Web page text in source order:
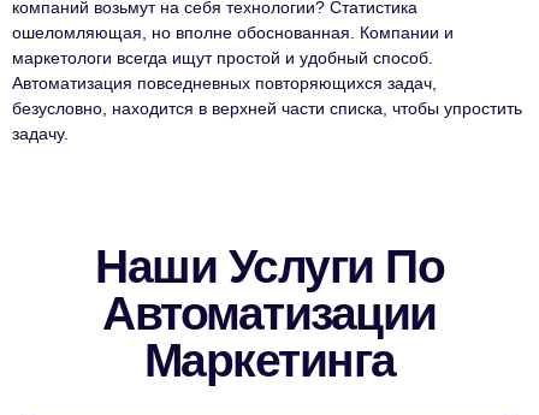
компаний возьмут на себя технологии? Статистика
ошеломляющая, но вполне обоснованная. Компании и
маркетологи всегда ищут простой и удобный способ.
Автоматизация повседневных повторяющихся задач,
безусловно, находится в верхней части списка, чтобы упростить
задачу.
Наши Услуги По
Автоматизации
Маркетинга